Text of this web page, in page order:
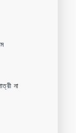
না